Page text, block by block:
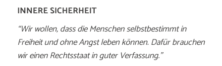
INNERE SICHERHEIT
“Wir wollen, dass die Menschen selbstbestimmt in
Freiheit und ohne Angst leben können. Dafür brauchen
wir einen Rechtsstaat in guter Verfassung.”